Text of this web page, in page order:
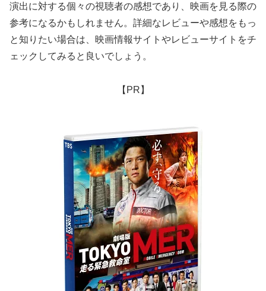
演出に対する個々の視聴者の感想であり、映画を見る際の
参考になるかもしれません。詳細なレビューや感想をもっ
と知りたい場合は、映画情報サイトやレビューサイトをチ
ェックしてみると良いでしょう。
【PR】